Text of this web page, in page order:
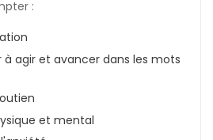
:
agir et avancer dans les mots
et mental